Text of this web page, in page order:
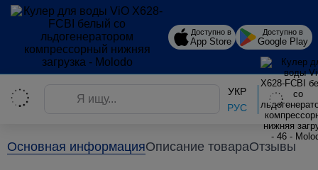
Доступно в
App Store
Доступно в
Google Play
УКР
РУС
Главная Кулеры для воды VIO
Основная информацияОписание товараОтзывы